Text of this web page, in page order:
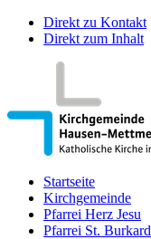
Direkt zu Kontakt
Direkt zum Inhalt
Startseite
Kirchgemeinde
Pfarrei Herz Jesu
Pfarrei St. Burkard